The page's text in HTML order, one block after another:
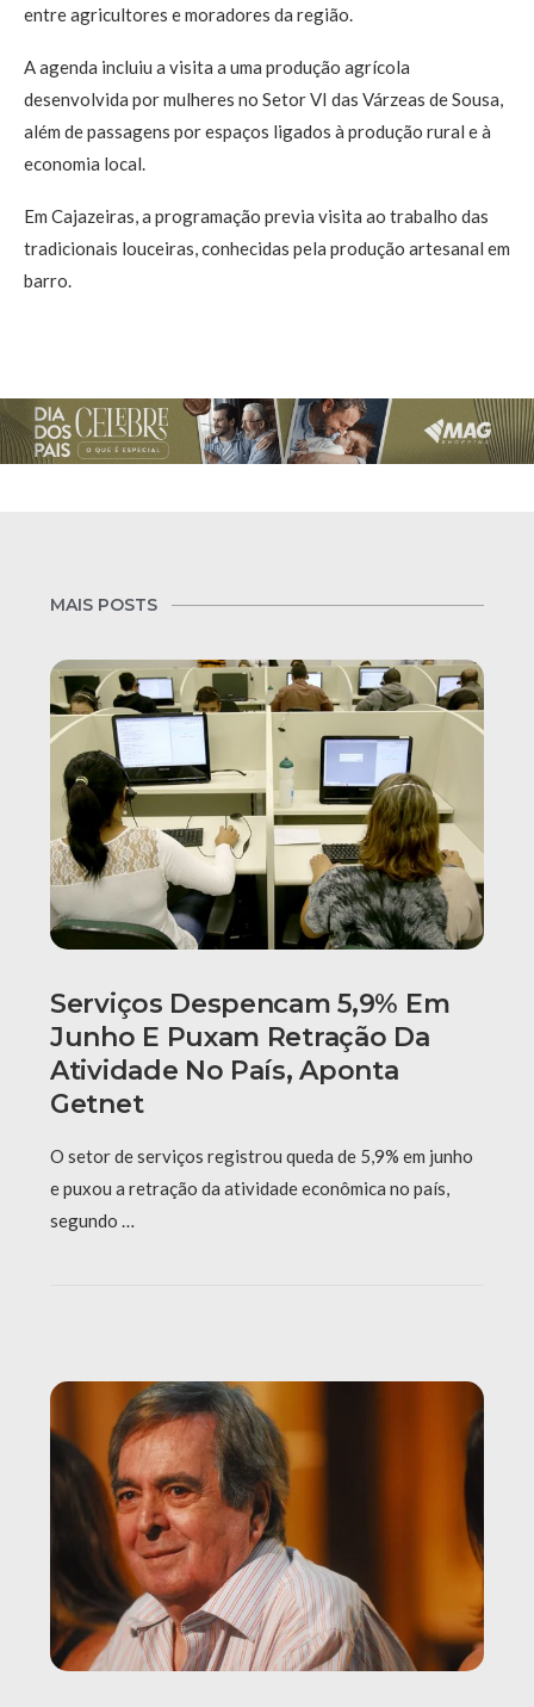
entre agricultores e moradores da região.
A agenda incluiu a visita a uma produção agrícola
desenvolvida por mulheres no Setor VI das Várzeas de Sousa,
além de passagens por espaços ligados à produção rural e à
economia local.
Em Cajazeiras, a programação previa visita ao trabalho das
tradicionais louceiras, conhecidas pela produção artesanal em
barro.
MAIS POSTS
Serviços Despencam 5,9% Em
Junho E Puxam Retração Da
Atividade No País, Aponta
Getnet
O setor de serviços registrou queda de 5,9% em junho
e puxou a retração da atividade econômica no país,
segundo …